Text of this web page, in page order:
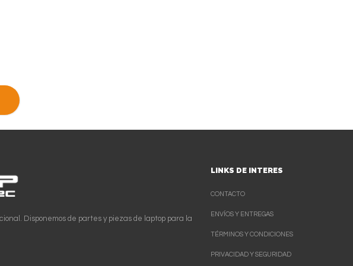
Disponemos de partes y piezas de laptop para la
LINKS DE INTERES
CONTACTO
ENVÍOS Y ENTREGAS
TÉRMINOS Y CONDICIONES
PRIVACIDAD Y SEGURIDAD